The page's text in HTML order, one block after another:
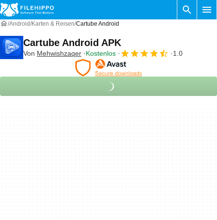
Android Karten & Reisen Cartube Android
Cartube Android APK
Von Mehwishzaqer Kostenlos 1.0